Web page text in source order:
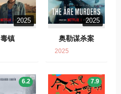
2025
毒镇
2025
奥勒谋杀案
2025
6.2 7.9